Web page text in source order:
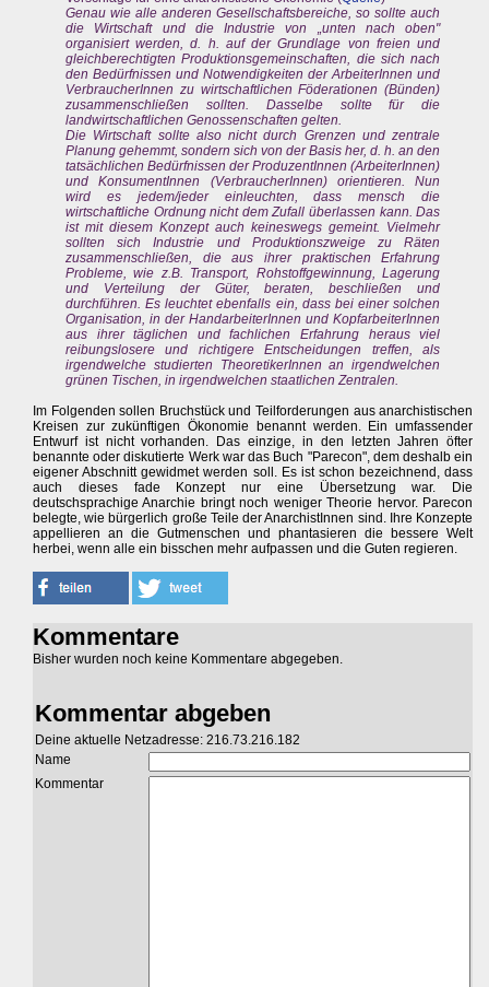
Genau wie alle anderen Gesellschaftsbereiche, so sollte auch
die Wirtschaft und die Industrie von „unten nach oben"
organisiert werden, d. h. auf der Grundlage von freien und
gleichberechtigten Produktionsgemeinschaften, die sich nach
den Bedürfnissen und Notwendigkeiten der ArbeiterInnen und
VerbraucherInnen zu wirtschaftlichen Föderationen (Bünden)
zusammenschließen sollten. Dasselbe sollte für die
landwirtschaftlichen Genossenschaften gelten.
Die Wirtschaft sollte also nicht durch Grenzen und zentrale
Planung gehemmt, sondern sich von der Basis her, d. h. an den
tatsächlichen Bedürfnissen der ProduzentInnen (ArbeiterInnen)
und KonsumentInnen (VerbraucherInnen) orientieren. Nun
wird es jedem/jeder einleuchten, dass mensch die
wirtschaftliche Ordnung nicht dem Zufall überlassen kann. Das
ist mit diesem Konzept auch keineswegs gemeint. Vielmehr
sollten sich Industrie und Produktionszweige zu Räten
zusammenschließen, die aus ihrer praktischen Erfahrung
Probleme, wie z.B. Transport, Rohstoffgewinnung, Lagerung
und Verteilung der Güter, beraten, beschließen und
durchführen. Es leuchtet ebenfalls ein, dass bei einer solchen
Organisation, in der HandarbeiterInnen und KopfarbeiterInnen
aus ihrer täglichen und fachlichen Erfahrung heraus viel
reibungslosere und richtigere Entscheidungen treffen, als
irgendwelche studierten TheoretikerInnen an irgendwelchen
grünen Tischen, in irgendwelchen staatlichen Zentralen.
Im Folgenden sollen Bruchstück und Teilforderungen aus anarchistischen
Kreisen zur zukünftigen Ökonomie benannt werden. Ein umfassender
Entwurf ist nicht vorhanden. Das einzige, in den letzten Jahren öfter
benannte oder diskutierte Werk war das Buch "Parecon", dem deshalb ein
eigener Abschnitt gewidmet werden soll. Es ist schon bezeichnend, dass
auch dieses fade Konzept nur eine Übersetzung war. Die
deutschsprachige Anarchie bringt noch weniger Theorie hervor. Parecon
belegte, wie bürgerlich große Teile der AnarchistInnen sind. Ihre Konzepte
appellieren an die Gutmenschen und phantasieren die bessere Welt
herbei, wenn alle ein bisschen mehr aufpassen und die Guten regieren.
Kommentare
Bisher wurden noch keine Kommentare abgegeben.
Kommentar abgeben
Deine aktuelle Netzadresse: 216.73.216.182
Name
Kommentar